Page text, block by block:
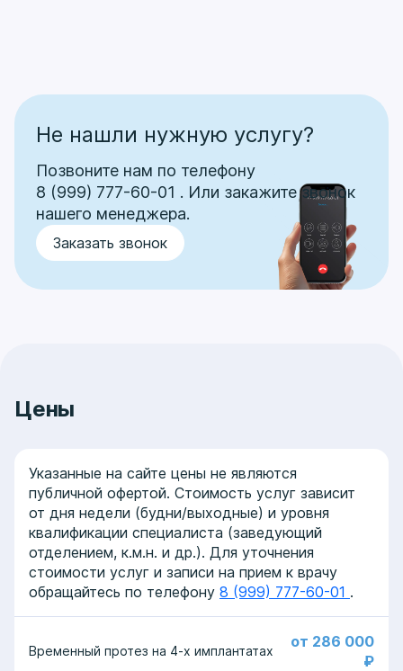
Заказать звонок
Не нашли нужную услугу?
Позвоните нам по телефону
8 (999) 777-60-01 . Или закажите звонок
нашего менеджера.
Цены
Указанные на сайте цены не являются
публичной офертой. Стоимость услуг зависит
от дня недели (будни/выходные) и уровня
квалификации специалиста (заведующий
отделением, к.м.н. и др.). Для уточнения
стоимости услуг и записи на прием к врачу
обращайтесь по телефону 8 (999) 777-60-01 .
Временный протез на 4-х имплантатах
от 286 000
₽